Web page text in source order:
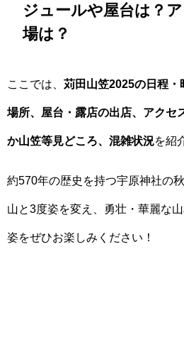
ジュールや屋台は？
場は？
ここでは、 苅田山笠2025の日程
場所、屋台・露店の出店、アクセ
か山笠等見どころ、混雑状況 を紹
約570年の歴史を持つ宇原神社の
山と3度姿を変え、勇壮・華麗な
姿をぜひお楽しみください！